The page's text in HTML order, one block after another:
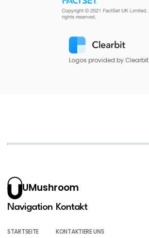
Logos provided by Clearbit
UMushroom
Navigation
STARTSEITE
Kontakt
KONTAKTIERE UNS